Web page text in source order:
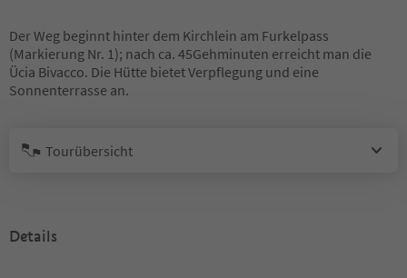
Der Weg beginnt hinter dem Kirchlein am Furkelpass
(Markierung Nr. 1); nach ca. 45Gehminuten erreicht man die
Ücia Bivacco. Die Hütte bietet Verpflegung und eine
Sonnenterrasse an.
Tourübersicht
Details